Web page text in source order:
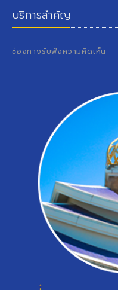
บริการสำคัญ
ช่องทางรับฟังความคิดเห็น